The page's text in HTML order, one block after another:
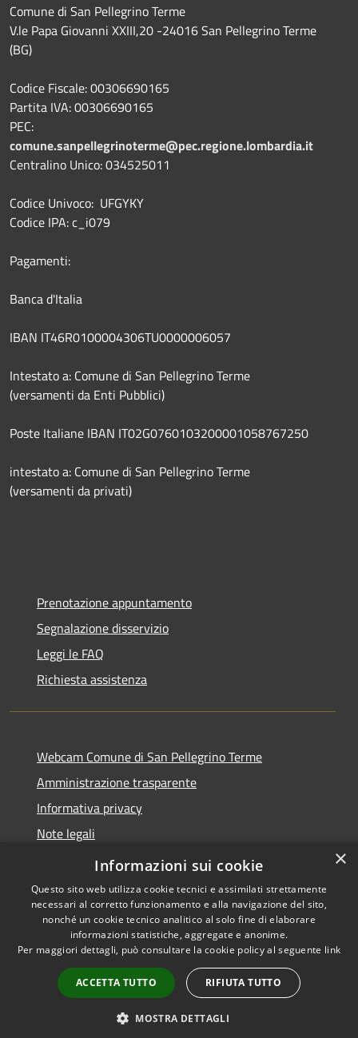
Comune di San Pellegrino Terme
V.le Papa Giovanni XXIII,20 -24016 San Pellegrino Terme
(BG)
Codice Fiscale: 00306690165
Partita IVA: 00306690165
PEC:
comune.sanpellegrinoterme@pec.regione.lombardia.it
Centralino Unico: 034525011
Codice Univoco: UFGYKY
Codice IPA: c_i079
Pagamenti:
Banca d'Italia
IBAN IT46R0100004306TU0000006057
Intestato a: Comune di San Pellegrino Terme
(versamenti da Enti Pubblici)
Poste Italiane IBAN IT02G0760103200001058767250
intestato a: Comune di San Pellegrino Terme
(versamenti da privati)
Prenotazione appuntamento
Segnalazione disservizio
Leggi le FAQ
Richiesta assistenza
Webcam Comune di San Pellegrino Terme
Amministrazione trasparente
Informativa privacy
Note legali
Dichiarazione di accessibilità
Accessibilità
Copyright © 2026 • Comune di
San Pellegrino Terme •
Powered byMunicipium
Accesso redazione
×
Informazioni sui cookie
Questo sito web utilizza cookie tecnici e assimilati strettamente
necessari al corretto funzionamento e alla navigazione del sito,
nonché un cookie tecnico analitico al solo fine di elaborare
informazioni statistiche, aggregate e anonime.
Per maggiori dettagli, può consultare la cookie policy al seguente link
ACCETTA TUTTO RIFIUTA TUTTO
MOSTRA DETTAGLI